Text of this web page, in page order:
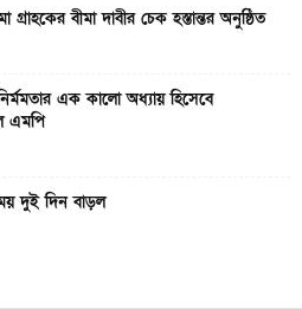
বীমা দাবীর চেক হস্তান্তর অনুষ্ঠিত
এক কালো অধ্যায় হিসেবে
এমপি
দুই দিন‌ বাড়ল